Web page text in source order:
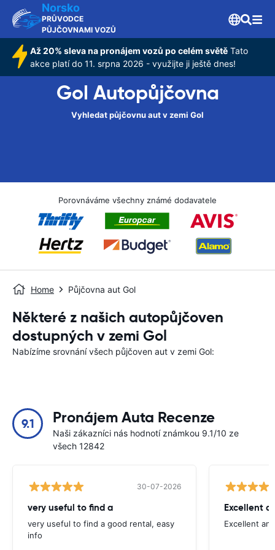
Norsko
PRŮVODCE
PŮJČOVNAMI VOZŮ
Až 20% sleva na pronájem vozů po celém světě Tato
akce platí do 11. srpna 2026 - využijte ji ještě dnes!
Gol Autopůjčovna
Vyhledat půjčovnu aut v zemi Gol
Porovnáváme všechny známé dodavatele
Home Půjčovna aut Gol
Některé z našich autopůjčoven
dostupných v zemi Gol
Nabízíme srovnání všech půjčoven aut v zemi Gol:
9.1 Pronájem Auta Recenze
Naši zákazníci nás hodnotí známkou 9.1/10 ze
všech 12842
30-07-2026
very useful to find a
very useful to find a good rental, easy
info
Excellent
Excellent